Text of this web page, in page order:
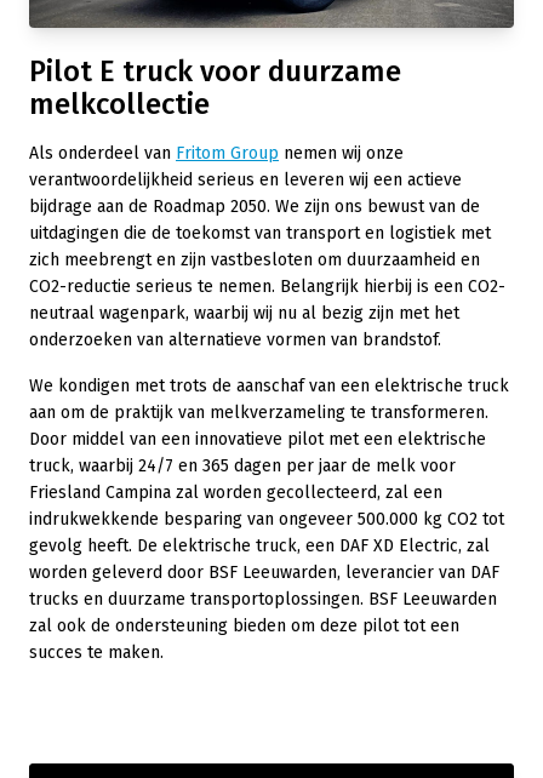
Pilot E truck voor duurzame
melkcollectie
Als onderdeel van Fritom Group nemen wij onze
verantwoordelijkheid serieus en leveren wij een actieve
bijdrage aan de Roadmap 2050. We zijn ons bewust van de
uitdagingen die de toekomst van transport en logistiek met
zich meebrengt en zijn vastbesloten om duurzaamheid en
CO2-reductie serieus te nemen. Belangrijk hierbij is een CO2-
neutraal wagenpark, waarbij wij nu al bezig zijn met het
onderzoeken van alternatieve vormen van brandstof.
We kondigen met trots de aanschaf van een elektrische truck
aan om de praktijk van melkverzameling te transformeren.
Door middel van een innovatieve pilot met een elektrische
truck, waarbij 24/7 en 365 dagen per jaar de melk voor
Friesland Campina zal worden gecollecteerd, zal een
indrukwekkende besparing van ongeveer 500.000 kg CO2 tot
gevolg heeft. De elektrische truck, een DAF XD Electric, zal
worden geleverd door BSF Leeuwarden, leverancier van DAF
trucks en duurzame transportoplossingen. BSF Leeuwarden
zal ook de ondersteuning bieden om deze pilot tot een
succes te maken.